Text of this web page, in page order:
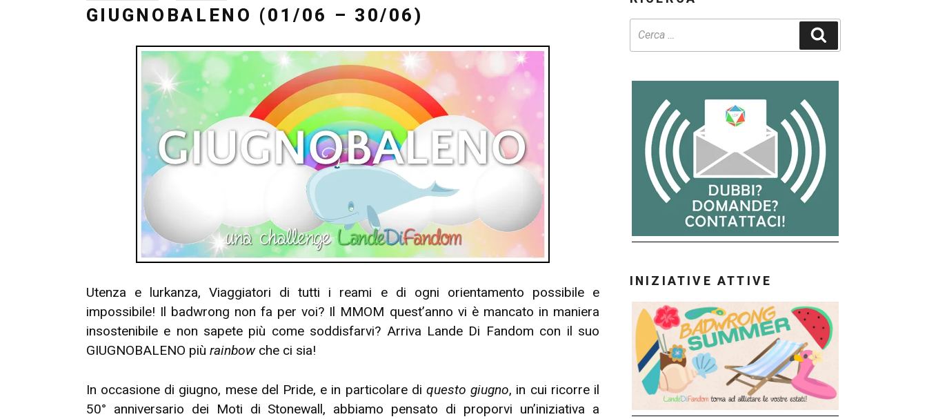
GIUGNOBALENO (01/06 – 30/06)
Utenza e lurkanza, Viaggiatori di tutti i reami e di ogni orientamento possibile e
impossibile! Il badwrong non fa per voi? Il MMOM quest’anno vi è mancato in maniera
insostenibile e non sapete più come soddisfarvi? Arriva Lande Di Fandom con il suo
GIUGNOBALENO più rainbowche ci sia!
In occasione di giugno, mese del Pride, e in particolare di questo giugno, in cui ricorre il
50° anniversario dei Moti di Stonewall, abbiamo pensato di proporvi un’iniziativa a
INIZIATIVE ATTIVE